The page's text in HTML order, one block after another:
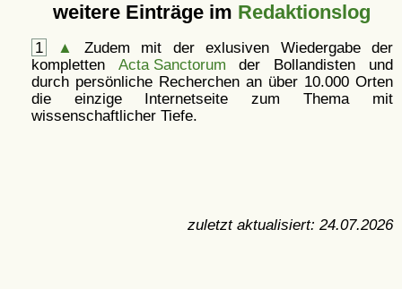
weitere Einträge im Redaktionslog
1 ▲
Zudem mit der exlusiven Wiedergabe der
kompletten Acta Sanctorum der Bollandisten und
durch persönliche Recherchen an über 10.000 Orten
die einzige Internetseite zum Thema mit
wissenschaftlicher Tiefe.
zuletzt aktualisiert: 24.07.2026